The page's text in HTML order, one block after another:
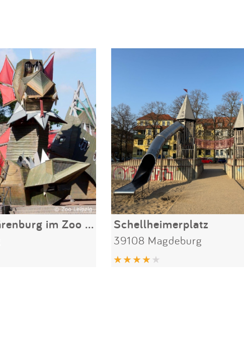
Spielplatz Bärenburg im Zoo Leipzig Schellheimerplatz
39108 Magdeburg